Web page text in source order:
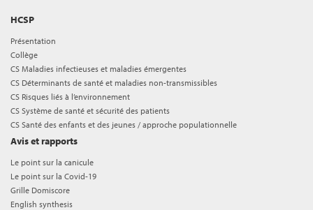
HCSP
Présentation
Collège
CS Maladies infectieuses et maladies émergentes
CS Déterminants de santé et maladies non-transmissibles
CS Risques liés à l’environnement
CS Système de santé et sécurité des patients
CS Santé des enfants et des jeunes / approche populationnelle
Avis et rapports
Le point sur la canicule
Le point sur la Covid-19
Grille Domiscore
English synthesis